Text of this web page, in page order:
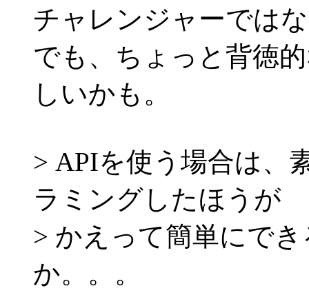
チャレンジャーでは
でも、ちょっと背徳
しいかも。
> APIを使う場合は、
ラミングしたほうが
> かえって簡単にで
か。。。